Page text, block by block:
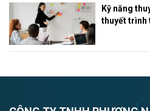
Kỹ năng
thuyết trình